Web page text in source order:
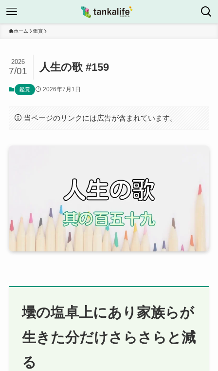
ホーム 鑑賞
人生の歌 #159
2026
7/01
鑑賞 2026年7月1日
当ページのリンクには広告が含まれています。
壜の塩卓上にあり家族らが
生きた分だけさらさらと減
る